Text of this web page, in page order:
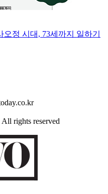
오정 시대, 73세까지 일하기
All rights reserved